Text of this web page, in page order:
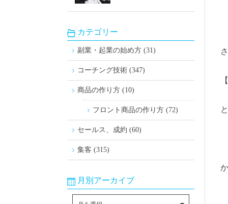
カテゴリー
副業・起業の始め方 (31)
コーチング技術 (347)
商品の作り方 (10)
フロント商品の作り方 (72)
セールス、成約 (60)
集客 (315)
月別アーカイブ